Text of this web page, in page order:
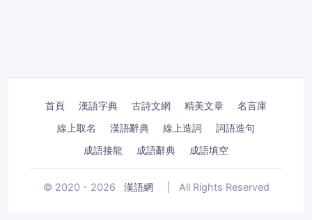
首頁 漢語字典 古詩文網 精美文章
名言庫
線上取名
漢語辭典 線上造詞
詞語造句
成語接龍
成語辭典 成語填空
© 2020 - 2026 漢語網 All Rights Reserved